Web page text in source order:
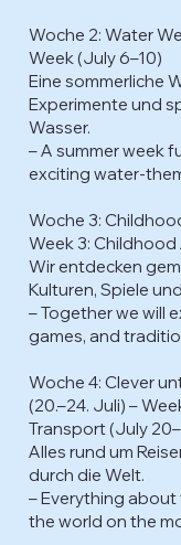
Woche 2: Water
Week (July 6–10)
Eine sommerliche
Experimente und
Wasser.
– A summer week
exciting water-
Woche 3:
Week 3:
Wir entdecken
Kulturen, Spiele
– Together we will
games, and
Woche 4: Clever
(20.–24. Juli) –
Transport (July
Alles rund um
durch die Welt.
– Everything about
the world on the